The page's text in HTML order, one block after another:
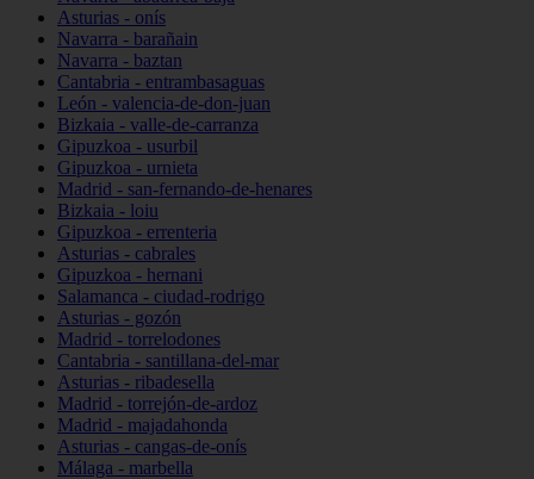
Asturias - onís
Navarra - barañain
Navarra - baztan
Cantabria - entrambasaguas
León - valencia-de-don-juan
Bizkaia - valle-de-carranza
Gipuzkoa - usurbil
Gipuzkoa - urnieta
Madrid - san-fernando-de-henares
Bizkaia - loiu
Gipuzkoa - errenteria
Asturias - cabrales
Gipuzkoa - hernani
Salamanca - ciudad-rodrigo
Asturias - gozón
Madrid - torrelodones
Cantabria - santillana-del-mar
Asturias - ribadesella
Madrid - torrejón-de-ardoz
Madrid - majadahonda
Asturias - cangas-de-onís
Málaga - marbella